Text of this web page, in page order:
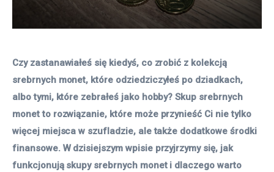
Więcej
Czy zastanawiałeś się kiedyś, co zrobić z kolekcją
srebrnych monet, które odziedziczyłeś po dziadkach,
albo tymi, które zebrałeś jako hobby? Skup srebrnych
monet to rozwiązanie, które może przynieść Ci nie tylko
więcej miejsca w szufladzie, ale także dodatkowe środki
finansowe. W dzisiejszym wpisie przyjrzymy się, jak
funkcjonują skupy srebrnych monet i dlaczego warto